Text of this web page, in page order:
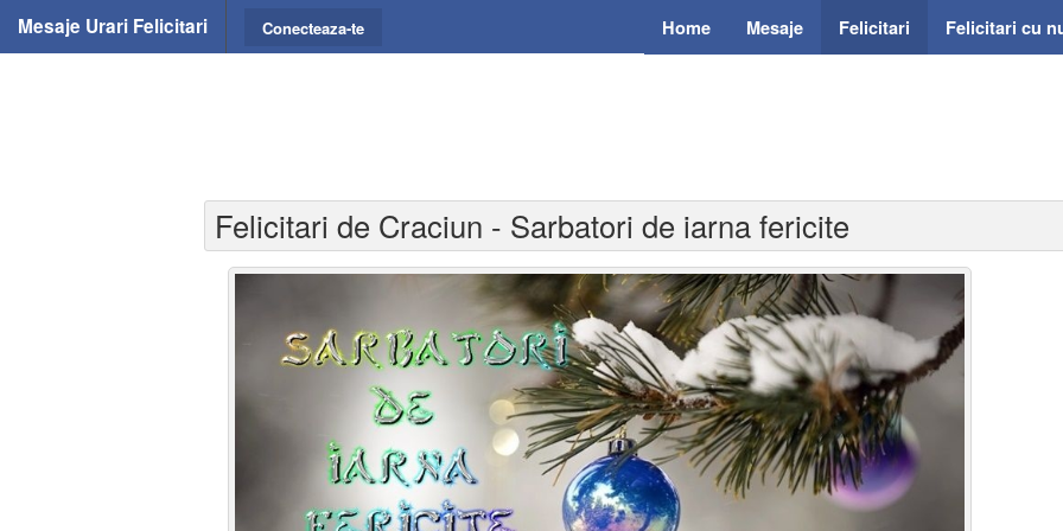
Mesaje Urari Felicitari Home Mesaje Felicitari Felicitari cu
Conecteaza-te
Felicitari de Craciun - Sarbatori de iarna fericite